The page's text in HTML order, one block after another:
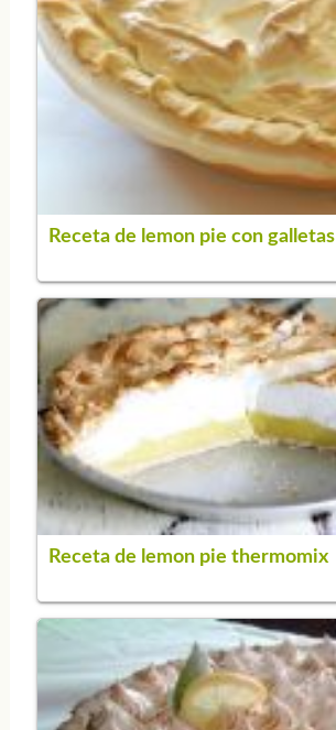
Receta de lemon pie con galletas
Receta de lemon pie thermomix